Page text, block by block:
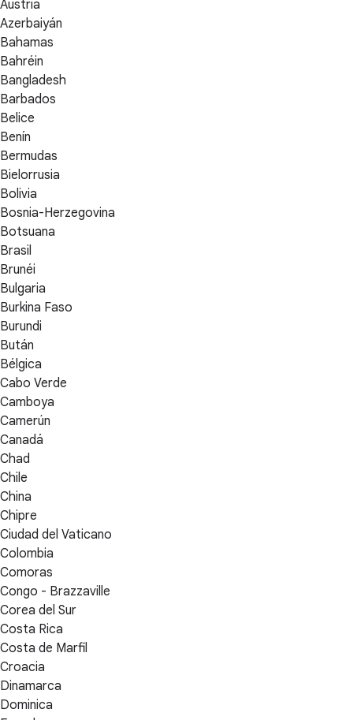
Austria
Azerbaiyán
Bahamas
Bahréin
Bangladesh
Barbados
Belice
Benín
Bermudas
Bielorrusia
Bolivia
Bosnia-Herzegovina
Botsuana
Brasil
Brunéi
Bulgaria
Burkina Faso
Burundi
Bután
Bélgica
Cabo Verde
Camboya
Camerún
Canadá
Chad
Chile
China
Chipre
Ciudad del Vaticano
Colombia
Comoras
Congo - Brazzaville
Corea del Sur
Costa Rica
Costa de Marfil
Croacia
Dinamarca
Dominica